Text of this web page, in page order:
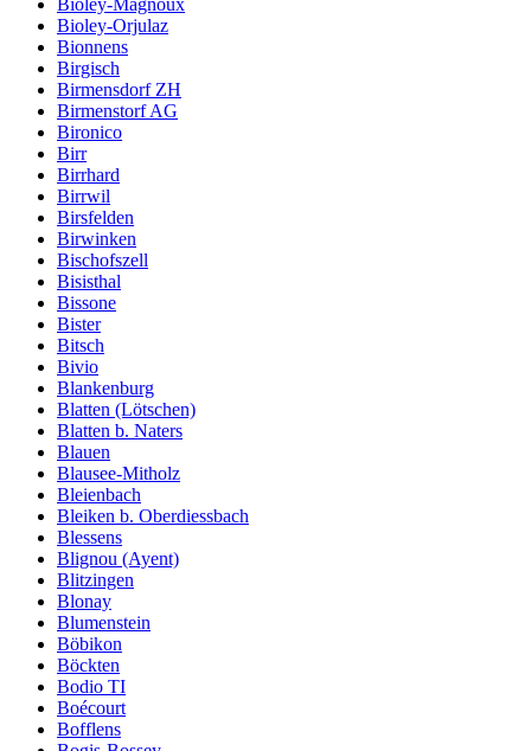
Bioley-Orjulaz
Bionnens
Birgisch
Birmensdorf ZH
Birmenstorf AG
Bironico
Birr
Birrhard
Birrwil
Birsfelden
Birwinken
Bischofszell
Bisisthal
Bissone
Bister
Bitsch
Bivio
Blankenburg
Blatten (Lötschen)
Blatten b. Naters
Blauen
Blausee-Mitholz
Bleienbach
Bleiken b. Oberdiessbach
Blessens
Blignou (Ayent)
Blitzingen
Blonay
Blumenstein
Böbikon
Böckten
Bodio TI
Boécourt
Bofflens